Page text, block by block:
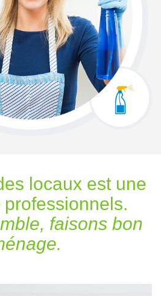
locaux est une
professionnels.
faisons bon